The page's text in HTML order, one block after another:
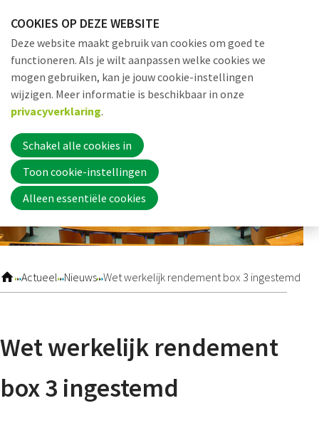
links
over
Jump
to
navigation
to
main
content
Actueel Nieuws Wet werkelijk rendement box 3 ingestemd
Wet werkelijk rendement
box 3 ingestemd
Word nu lid
Nieuwsbrief
COOKIES OP DEZE WEBSITE
Deze website maakt gebruik van cookies om goed te
functioneren. Als je wilt aanpassen welke cookies we
mogen gebruiken, kan je jouw cookie-instellingen
wijzigen. Meer informatie is beschikbaar in onze
privacyverklaring.
Schakel alle cookies in
Toon cookie-instellingen
Alleen essentiële cookies